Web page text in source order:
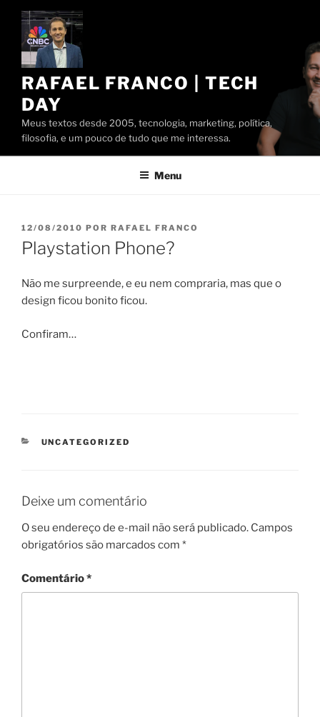
Pular
conteúdo
RAFAEL FRANCO | TECH
DAY
Meus textos desde 2005, tecnologia, marketing, política,
filosofia, e um pouco de tudo que me interessa.
Menu
PUBLICADO
EM
12/08/2010 POR RAFAEL FRANCO
Playstation Phone?
Não me surpreende, e eu nem compraria, mas que o
design ficou bonito ficou.
Confiram…
CATEGORIAS
UNCATEGORIZED
Deixe um comentário
O seu endereço de e-mail não será publicado. Campos
obrigatórios são marcados com *
Comentário*